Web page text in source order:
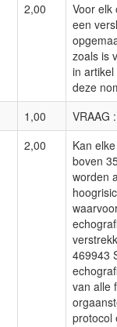
2,00
Voor elk
een
zoals is
in
deze
1,00
VRAAG :
2,00
Kan
boven
worden
469943
van alle
protocol